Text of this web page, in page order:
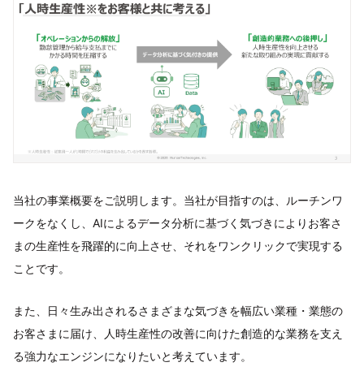
当社の事業概要をご説明します。当社が目指すのは、ルーチンワ
ークをなくし、AIによるデータ分析に基づく気づきによりお客さ
まの生産性を飛躍的に向上させ、それをワンクリックで実現する
ことです。
また、日々生み出されるさまざまな気づきを幅広い業種・業態の
お客さまに届け、人時生産性の改善に向けた創造的な業務を支え
る強力なエンジンになりたいと考えています。